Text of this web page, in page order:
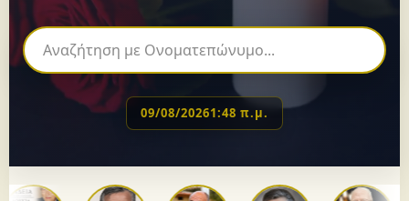
09/08/20261:48 π.μ.